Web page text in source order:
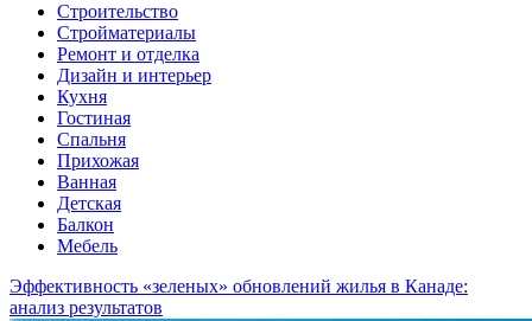
Строительство
Стройматериалы
Ремонт и отделка
Дизайн и интерьер
Кухня
Гостиная
Спальня
Прихожая
Ванная
Детская
Балкон
Мебель
Эффективность «зеленых» обновлений жилья в Канаде:
анализ результатов